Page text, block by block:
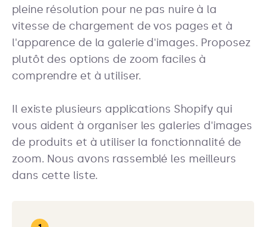
pleine résolution pour ne pas nuire à la
vitesse de chargement de vos pages et à
l'apparence de la galerie d'images. Proposez
plutôt des options de zoom faciles à
comprendre et à utiliser.
Il existe plusieurs applications Shopify qui
vous aident à organiser les galeries d'images
de produits et à utiliser la fonctionnalité de
zoom. Nous avons rassemblé les meilleurs
dans cette liste.